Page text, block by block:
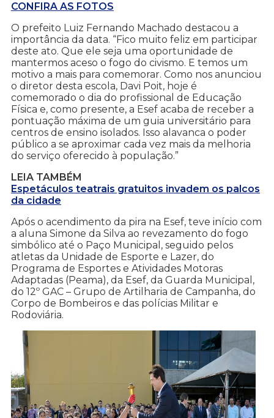
CONFIRA AS FOTOS
O prefeito Luiz Fernando Machado destacou a
importância da data. “Fico muito feliz em participar
deste ato. Que ele seja uma oportunidade de
mantermos aceso o fogo do civismo. E temos um
motivo a mais para comemorar. Como nos anunciou
o diretor desta escola, Davi Poit, hoje é
comemorado o dia do profissional de Educação
Física e, como presente, a Esef acaba de receber a
pontuação máxima de um guia universitário para
centros de ensino isolados. Isso alavanca o poder
público a se aproximar cada vez mais da melhoria
do serviço oferecido à população.”
LEIA TAMBÉM
Espetáculos teatrais gratuitos invadem os palcos
da cidade
Após o acendimento da pira na Esef, teve início com
a aluna Simone da Silva ao revezamento do fogo
simbólico até o Paço Municipal, seguido pelos
atletas da Unidade de Esporte e Lazer, do
Programa de Esportes e Atividades Motoras
Adaptadas (Peama), da Esef, da Guarda Municipal,
do 12º GAC – Grupo de Artilharia de Campanha, do
Corpo de Bombeiros e das polícias Militar e
Rodoviária.